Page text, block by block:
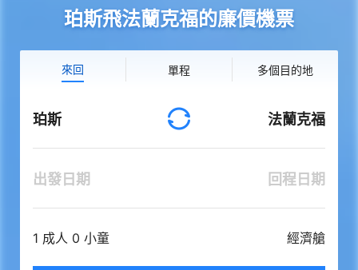
珀斯飛法蘭克福的廉價機票
來回 單程 多個目的地
珀斯 法蘭克福
出發日期 回程日期
1 成人 0 小童 經濟艙